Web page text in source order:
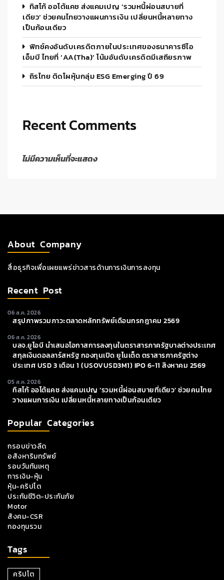
ทิสโก้ ออโต้แคช ส่งแคมเปญ ‘รวมหนี้ผ่อนสบายที่
เดียว’ ช่วยคนไทยวางแผนการเงิน เปลี่ยนหนี้หลายทาง
เป็นก้อนเดียว
ฟิทช์คงอันดับเครดิตภายในประเทศของธนาคารซีไอ
เอ็มบี ไทยที่ ‘AA(tha)’ โน้มอันดับเครดิตมีเสถียรภาพ
ถิรไทย ติดโผหุ้นกลุ่ม ESG Emerging ปี 69
Recent Comments
ไม่มีความเห็นที่จะแสดง
About Company
สื่อธุรกิจเพื่อเผยแพร่ข่าวสารด้านการเงินการลงทุน
Recent Post
06 ส.ค. 2026
สรุปภาพรวมภาวะตลาดหลักทรัพย์เดือนกรกฎาคม 2569
06 ส.ค. 2026
บลจ.ยูโอบี นำเสนอโอกาสการลงทุนในตราสารภาครัฐบาลต่างประเทศ
สกุลเงินดอลลาร์สหรัฐ กองทุนเปิด ยูไนเต็ด ตราสารภาครัฐต่าง
ประเทศ USD 3 เดือน 1 (USOVUSD3M1) IPO 6-11 สิงหาคม 2569
05 ส.ค. 2026
ทิสโก้ ออโต้แคช ส่งแคมเปญ ‘รวมหนี้ผ่อนสบายที่เดียว’ ช่วยคนไทย
วางแผนการเงิน เปลี่ยนหนี้หลายทางเป็นก้อนเดียว
Popular Categories
กรอบข่าวลีด
อสังหาริมทรัพย์
รอบวันทันเหตุ
การเงิน-หุ้น
หุ้น-คริปโต
ประกันชีวิต-ประกันภัย
Motor
สังคม-CSR
กองทุนรวม
Tags
คริปโต